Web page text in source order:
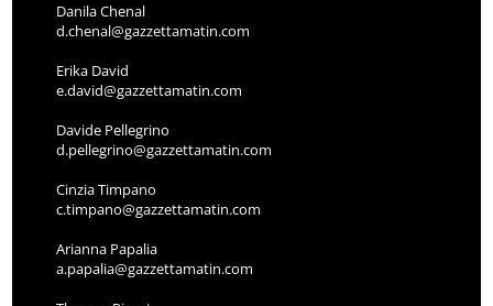
Danila Chenal
d.chenal@gazzettamatin.com
Erika David
e.david@gazzettamatin.com
Davide Pellegrino
d.pellegrino@gazzettamatin.com
Cinzia Timpano
c.timpano@gazzettamatin.com
Arianna Papalia
a.papalia@gazzettamatin.com